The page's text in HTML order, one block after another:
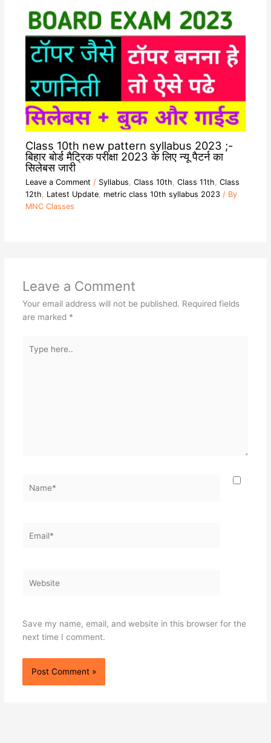
Class 10th new pattern syllabus 2023 ;-
बिहार बोर्ड मैट्रिक परीक्षा 2023 के लिए न्यू पैटर्न का
सिलेबस जारी
Leave a Comment / Syllabus, Class 10th, Class 11th, Class
12th, Latest Update, metric class 10th syllabus 2023/ By
MNC Classes
Leave a Comment
Your email address will not be published. Required fields
are marked *
here..
Save my name, email, and website in this browser for the
next time I comment.